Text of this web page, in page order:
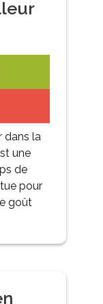
dans la
une
de
pour
goût